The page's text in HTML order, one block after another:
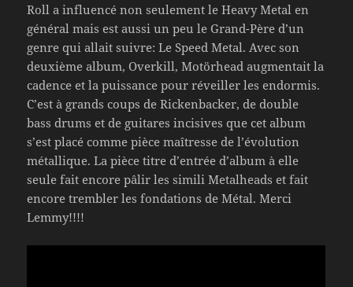
Roll a influencé non seulement le Heavy Metal en
général mais est aussi un peu le Grand-Père d’un
genre qui allait suivre: Le Speed Metal. Avec son
deuxième album, Overkill, Motörhead augmentait la
cadence et la puissance pour réveiller les endormis.
C’est à grands coups de Rickenbacker, de double
bass drums et de guitares incisives que cet album
s’est placé comme pièce maîtresse de l’évolution
métallique. La pièce titre d’entrée d’album à elle
seule fait encore pâlir les simili Metalheads et fait
encore trembler les fondations de Métal. Merci
Lemmy!!!!